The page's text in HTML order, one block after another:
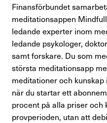
Finansförbundet
meditationsappen
ledande experter inom
ledande psykologer,
samt forskare. Du som
största meditationsapp
meditationer och
när du startar ett
procent på alla priser och
provperioden, utan att